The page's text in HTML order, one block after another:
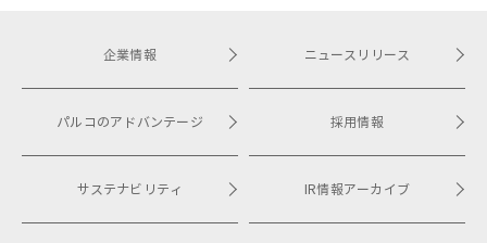
企業情報
パルコのアドバンテージ
サステナビリティ
ニュースリリース
採用情報
IR情報アーカイブ